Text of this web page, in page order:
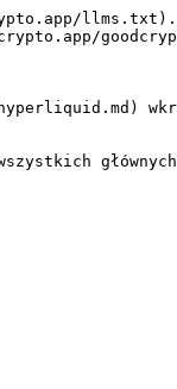
llms.txt).